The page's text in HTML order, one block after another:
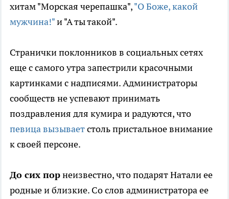
хитам "Морская черепашка","О Боже, какой
мужчина!"и "А ты такой".
Странички поклонников в социальных сетях
еще с самого утра запестрили красочными
картинками с надписями. Администраторы
сообществ не успевают принимать
поздравления для кумира и радуются, что
певица вызываетстоль пристальное внимание
к своей персоне.
До сих порнеизвестно, что подарят Натали ее
родные и близкие. Со слов администратора ее